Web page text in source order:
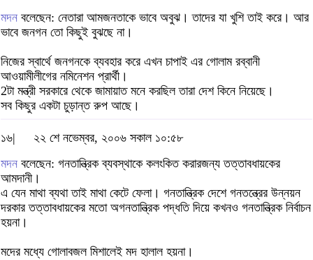
মদন বলেছেন: নেতারা আমজনতাকে ভাবে অবুঝ। তাদের যা খুশি তাই করে। আর
ভাবে জনগন তো কিছুই বুঝছে না।
নিজের স্বার্থে জনগনকে ব্যবহার করে এখন চাপাই এর গোলাম রব্বানী
আওয়ামীলীগের নমিনেশন প্রার্থী।
2টা মন্ত্রী সরকারে থেকে জামায়াত মনে করছিল তারা দেশ কিনে নিয়েছে।
সব কিছুর একটা চুড়ান্ত রুপ আছে।
১৬|
২২ শে নভেম্বর, ২০০৬ সকাল ১০:৫৮
মদন বলেছেন: গনতান্ত্রিক ব্যবস্থাকে কলংকিত করারজন্য তত্তাবধায়কের
আমদানী।
এ যেন মাথা ব্যথা তাই মাথা কেটে ফেলা। গনতান্ত্রিক দেশে গনতন্ত্রের উন্নয়ন
দরকার তত্তাবধায়কের মতো অগনতান্ত্রিক পদ্ধতি দিয়ে কখনও গনতান্ত্রিক নির্বাচন
হয়না।
মদের মধ্যে গোলাবজল মিশালেই মদ হালাল হয়না।